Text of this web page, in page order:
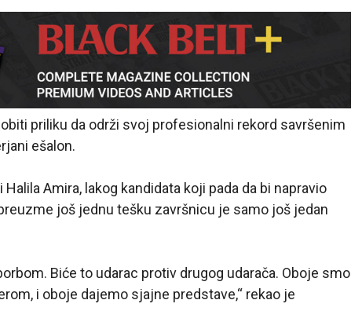
priliku da održi svoj profesionalni rekord savršenim
ešalon.
Amira, lakog kandidata koji pada da bi napravio
još jednu tešku završnicu je samo još jedan
Biće to udarac protiv drugog udarača. Oboje smo
i oboje dajemo sjajne predstave,“ rekao je